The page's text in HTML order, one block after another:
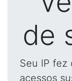
de
Seu IP fez
acessos